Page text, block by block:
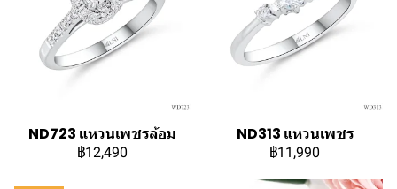
ND723 แหวนเพชรล้อม
฿12,490
ND313 แหวนเพชร
฿11,990